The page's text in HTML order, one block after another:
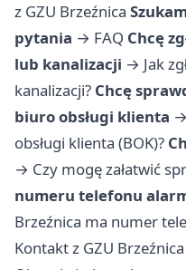
z GZU Brzeźnica
pytania → FAQ Chcę
lub kanalizacji → Jak
kanalizacji? Chcę
biuro obsługi klienta →
obsługi klienta (BOK)?
→ Czy mogę załatwić
numeru telefonu
Brzeźnica ma numer
Kontakt z GZU Brzeźnica